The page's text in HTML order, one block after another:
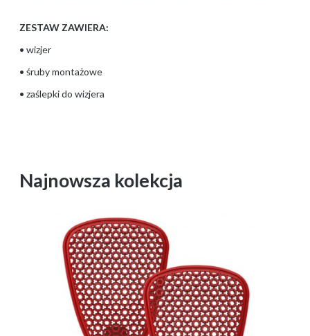
ZESTAW ZAWIERA:
• wizjer
• śruby montażowe
• zaślepki do wizjera
Najnowsza kolekcja